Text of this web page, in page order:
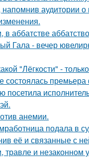
аудитории о
аббатстве
Гала - вечер
"Лёгкости" -
состоялась
посетила
анемии.
подала в
её и связанные с
травле и незаконном